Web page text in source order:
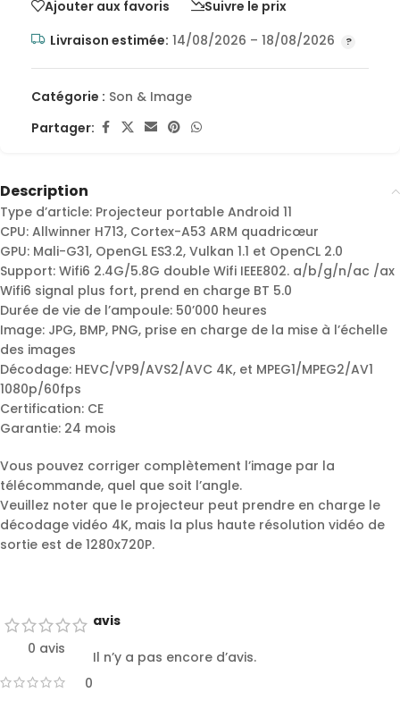
Ajouter aux favoris
Suivre le prix
Livraison estimée: 14/08/2026 – 18/08/2026
Catégorie : Son & Image
Partager:
Description
Type d’article: Projecteur portable Android 11
CPU: Allwinner H713, Cortex-A53 ARM quadricœur
GPU: Mali-G31, OpenGL ES3.2, Vulkan 1.1 et OpenCL 2.0
Support: Wifi6 2.4G/5.8G double Wifi IEEE802. a/b/g/n/ac /ax
Wifi6 signal plus fort, prend en charge BT 5.0
Durée de vie de l’ampoule: 50’000 heures
Image: JPG, BMP, PNG, prise en charge de la mise à l’échelle
des images
Décodage: HEVC/VP9/AVS2/AVC 4K, et MPEG1/MPEG2/AV1
1080p/60fps
Certification: CE
Garantie: 24 mois
Vous pouvez corriger complètement l’image par la
télécommande, quel que soit l’angle.
Veuillez noter que le projecteur peut prendre en charge le
décodage vidéo 4K, mais la plus haute résolution vidéo de
sortie est de 1280x720P.
0 avis
0
avis
Il n’y a pas encore d’avis.